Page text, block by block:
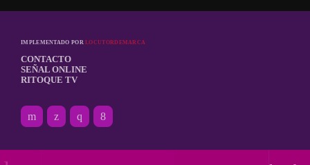
Un momento breve donde el instrumento esencial del rock toma
IMPLEMENTADO PORLOCUTORDEMARCA
CONTACTO
SEÑAL ONLINE
RITOQUE TV